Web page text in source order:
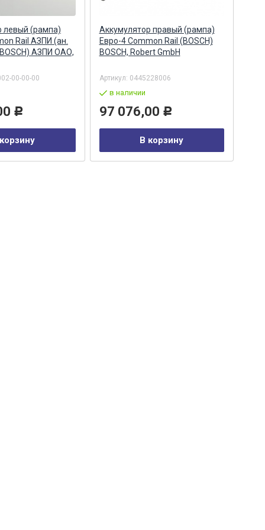
левый (рампа)
Rail АЗПИ (ан.
АЗПИ ОАО,
00-00-00
Р
Аккумулятор правый (рампа)
Евро-4 Common Rail (BOSCH)
BOSCH, Robert GmbH
Артикул: 0445228006
в наличии
97 076,00 Р
В корзину